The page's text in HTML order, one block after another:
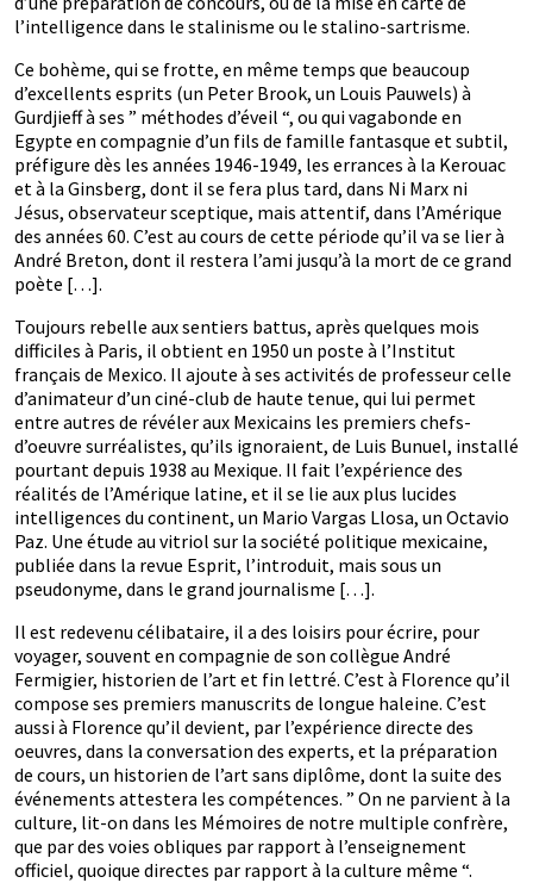
l’intelligence dans le stalinisme ou le stalino-sartrisme.
Ce bohème, qui se frotte, en même temps que beaucoup
d’excellents esprits (un Peter Brook, un Louis Pauwels) à
Gurdjieff à ses ” méthodes d’éveil “, ou qui vagabonde en
Egypte en compagnie d’un fils de famille fantasque et subtil,
préfigure dès les années 1946-1949, les errances à la Kerouac
et à la Ginsberg, dont il se fera plus tard, dans Ni Marx ni
Jésus, observateur sceptique, mais attentif, dans l’Amérique
des années 60. C’est au cours de cette période qu’il va se lier à
André Breton, dont il restera l’ami jusqu’à la mort de ce grand
poète […].
Toujours rebelle aux sentiers battus, après quelques mois
difficiles à Paris, il obtient en 1950 un poste à l’Institut
français de Mexico. Il ajoute à ses activités de professeur celle
d’animateur d’un ciné-club de haute tenue, qui lui permet
entre autres de révéler aux Mexicains les premiers chefs-
d’oeuvre surréalistes, qu’ils ignoraient, de Luis Bunuel, installé
pourtant depuis 1938 au Mexique. Il fait l’expérience des
réalités de l’Amérique latine, et il se lie aux plus lucides
intelligences du continent, un Mario Vargas Llosa, un Octavio
Paz. Une étude au vitriol sur la société politique mexicaine,
publiée dans la revue Esprit, l’introduit, mais sous un
pseudonyme, dans le grand journalisme […].
Il est redevenu célibataire, il a des loisirs pour écrire, pour
voyager, souvent en compagnie de son collègue André
Fermigier, historien de l’art et fin lettré. C’est à Florence qu’il
compose ses premiers manuscrits de longue haleine. C’est
aussi à Florence qu’il devient, par l’expérience directe des
oeuvres, dans la conversation des experts, et la préparation
de cours, un historien de l’art sans diplôme, dont la suite des
événements attestera les compétences. ” On ne parvient à la
culture, lit-on dans les Mémoires de notre multiple confrère,
que par des voies obliques par rapport à l’enseignement
officiel, quoique directes par rapport à la culture même “.